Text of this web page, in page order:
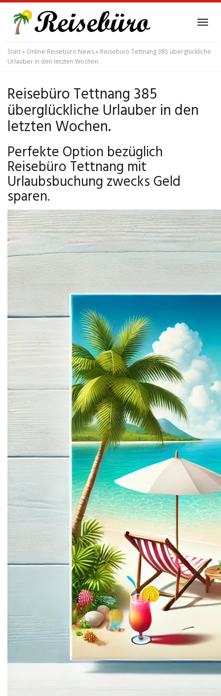
main
content
Start» Online Reisebüro News» Reisebüro Tettnang 385 überglückliche
Urlauber in den letzten Wochen.
Reisebüro Tettnang 385
überglückliche Urlauber in den
letzten Wochen.
Perfekte Option bezüglich
Reisebüro Tettnang mit
Urlaubsbuchung zwecks Geld
sparen.